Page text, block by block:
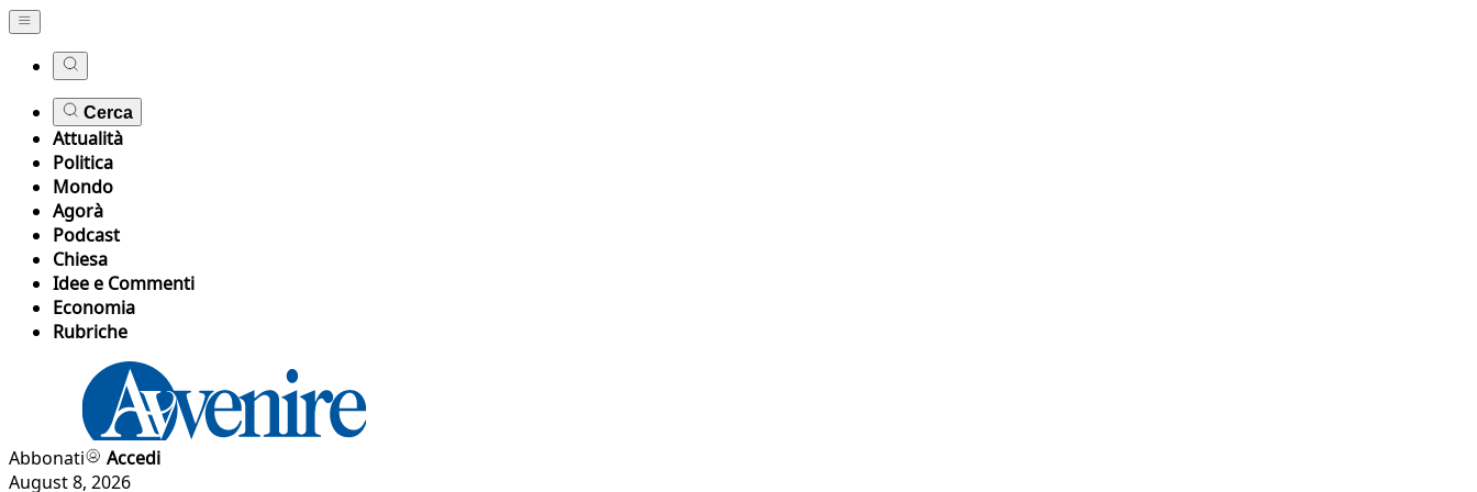
Cerca
Attualità
Politica
Mondo
Agorà
Podcast
Chiesa
Idee e Commenti
Economia
Rubriche
Abbonati
Accedi
August 8, 2026